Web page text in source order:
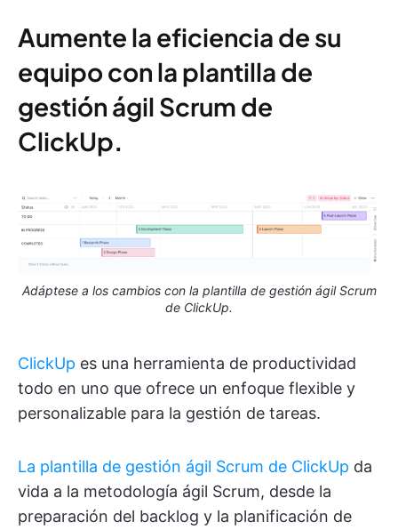
Aumente la eficiencia de su
equipo con la plantilla de
gestión ágil Scrum de
ClickUp.
Adáptese a los cambios con la plantilla de gestión ágil Scrum
de ClickUp.
ClickUp es una herramienta de productividad
todo en uno que ofrece un enfoque flexible y
personalizable para la gestión de tareas.
La plantilla de gestión ágil Scrum de ClickUp da
vida a la metodología ágil Scrum, desde la
preparación del backlog y la planificación de